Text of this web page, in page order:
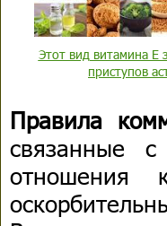
Этот вид витамина Е
приступов
Правила
связанные